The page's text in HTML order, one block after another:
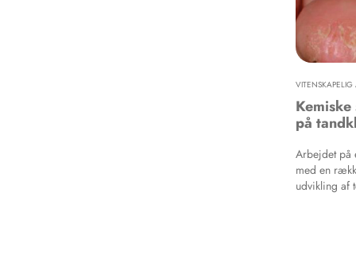
VITENSKAPELIG
på
Arbejdet på
med en
udvikling af
reaktioner,